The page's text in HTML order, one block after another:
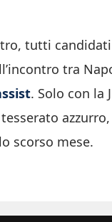
tutti
tra
. Solo con la
azzurro,
scorso mese.